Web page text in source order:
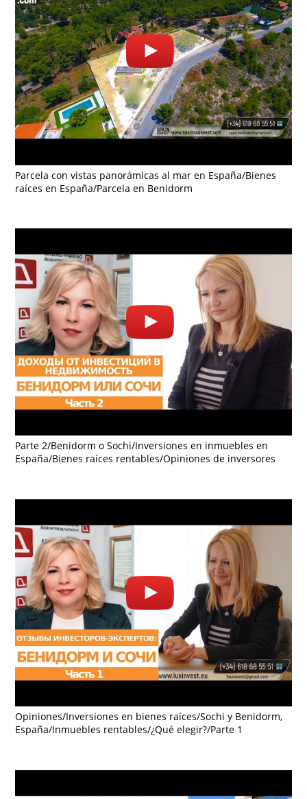
Parcela con vistas panorámicas al mar en España/Bienes
raíces en España/Parcela en Benidorm
Parte 2/Benidorm o Sochi/Inversiones en inmuebles en
España/Bienes raíces rentables/Opiniones de inversores
Opiniones/Inversiones en bienes raíces/Sochi y Benidorm,
España/Inmuebles rentables/¿Qué elegir?/Parte 1